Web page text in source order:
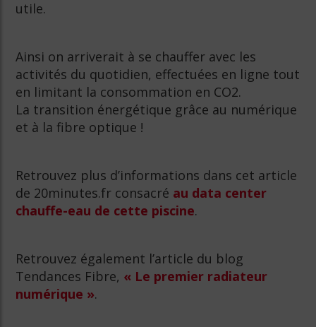
utile.
Ainsi on arriverait à se chauffer avec les
activités du quotidien, effectuées en ligne tout
en limitant la consommation en CO2.
La transition énergétique grâce au numérique
et à la fibre optique !
Retrouvez plus d’informations dans cet article
de 20minutes.fr consacré au data center
chauffe-eau de cette piscine.
Retrouvez également l’article du blog
Tendances Fibre, « Le premier radiateur
numérique ».